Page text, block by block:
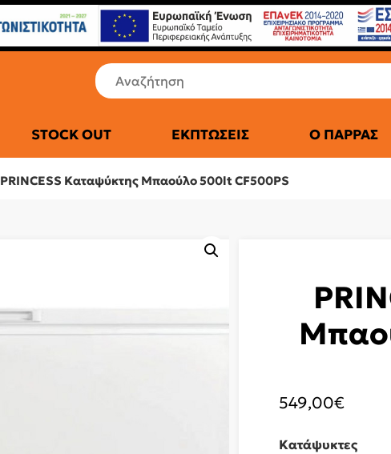
ΕΠΑΓΓΕΛΜΑΤΙΚΆ ΨΥΓΕΊΑ
STOCK OUT ΕΚΠΤΏΣΕΙΣ Ο ΠΑΡΡΆΣ
PRINCESS Καταψύκτης Μπαούλο 500lt CF500PS
549,00€
Κατάψυκτες